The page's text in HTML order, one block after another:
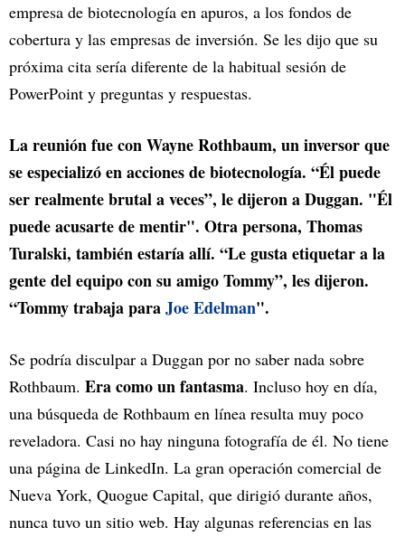
empresa de biotecnología en apuros, a los fondos de
cobertura y las empresas de inversión. Se les dijo que su
próxima cita sería diferente de la habitual sesión de
PowerPoint y preguntas y respuestas.
La reunión fue con Wayne Rothbaum, un inversor que
se especializó en acciones de biotecnología. “Él puede
ser realmente brutal a veces”, le dijeron a Duggan. "Él
puede acusarte de mentir". Otra persona, Thomas
Turalski, también estaría allí. “Le gusta etiquetar a la
gente del equipo con su amigo Tommy”, les dijeron.
“Tommy trabaja paraJoe Edelman".
Se podría disculpar a Duggan por no saber nada sobre
Rothbaum. Era como un fantasma. Incluso hoy en día,
una búsqueda de Rothbaum en línea resulta muy poco
reveladora. Casi no hay ninguna fotografía de él. No tiene
una página de LinkedIn. La gran operación comercial de
Nueva York, Quogue Capital, que dirigió durante años,
nunca tuvo un sitio web. Hay algunas referencias en las